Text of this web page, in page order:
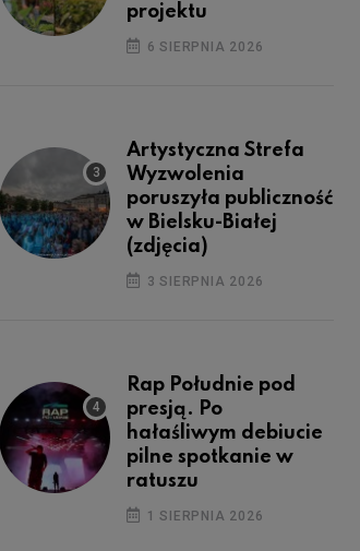
projektu
6 SIERPNIA 2026
Artystyczna Strefa
Wyzwolenia
poruszyła publiczność
w Bielsku-Białej
(zdjęcia)
3 SIERPNIA 2026
Rap Południe pod
presją. Po
hałaśliwym debiucie
pilne spotkanie w
ratuszu
1 SIERPNIA 2026